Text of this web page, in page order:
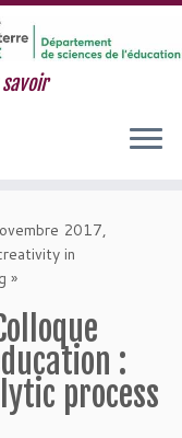
2017,
in
»
:
process